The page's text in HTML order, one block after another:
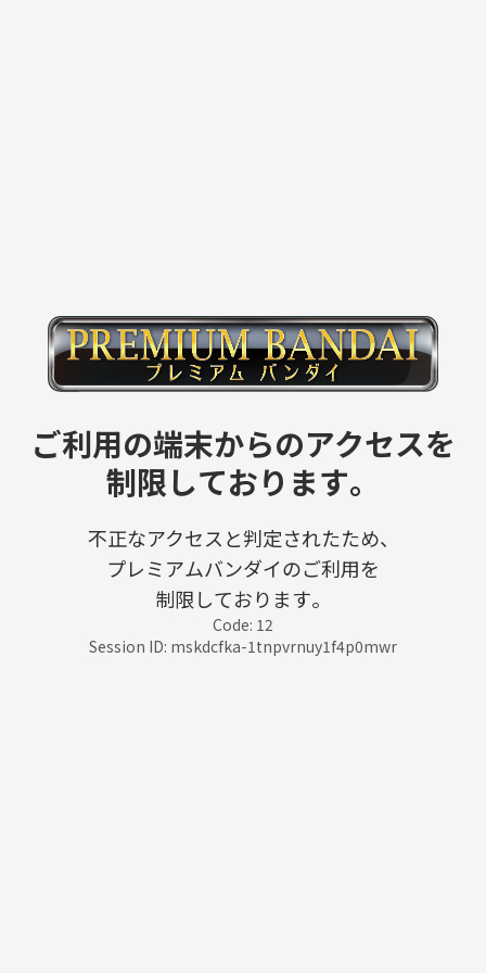
ご利用の端末からのアクセスを
制限しております。
不正なアクセスと判定されたため、
プレミアムバンダイのご利用を
制限しております。
Code: 12
Session ID: mskdcfka-1tnpvrnuy1f4p0mwr